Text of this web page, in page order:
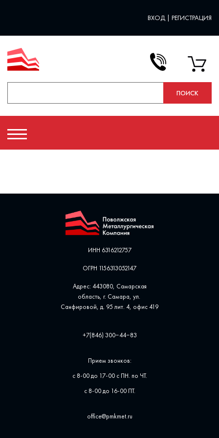
ВХОД | РЕГИСТРАЦИЯ
ИНН 6316212757
ОГРН 1156313052147
Адрес: 443080, Самарская
область, г. Самара, ул. ​
Санфировой, д. 95 лит. 4, офис ​419
+7(846) 300‒44‒83
Прием звонков:
с 8-00 до 17-00 с ПН. по ЧТ.
с 8-00 до 16-00 ПТ.
office@pmkmet.ru